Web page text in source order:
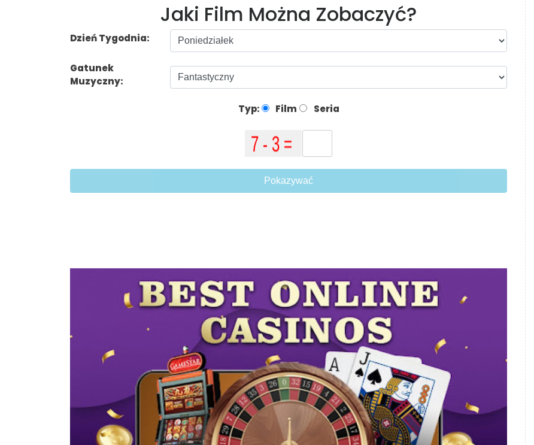
Jaki Film Można Zobaczyć?
Dzień Tygodnia:
Gatunek
Muzyczny:
Typ: Film Seria
Pokazywać